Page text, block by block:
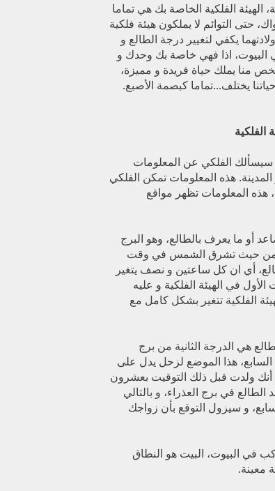
الفلكية الخاصة بك هي تماما
التوائم لا يملكون هيئة فلكية
يكفي لتغيير درجة الطالع و
البيوت، اذا فهي خاصة بك وحدك و
منا يملك حياة فريدة و مميزة،
يختلف...تماما كبصمة الأصبع.
سيسألك الفلكي عن المعلومات
المدينة. هذه المعلومات تمكن الفلكي
هذه المعلومات تظهر مواقع
أو ما يعرف بالطالع، وهو البرج
من حيث تشرق الشمس في وقت
أي ان كل ساعتين و نصف يتغير
في الهيئة الفلكية و عليه
الفلكية تتغير بشكل كامل مع
هي الدرجة الثانية من برج
هذا الموضع لزحل يدل على
ولدت قبل ذلك التوقيت بعشرون
في برج العذراء، و بالتالي
و سيزول التوقع بأن زواجك
في البيوت، البيت هو النطاق
معينة.